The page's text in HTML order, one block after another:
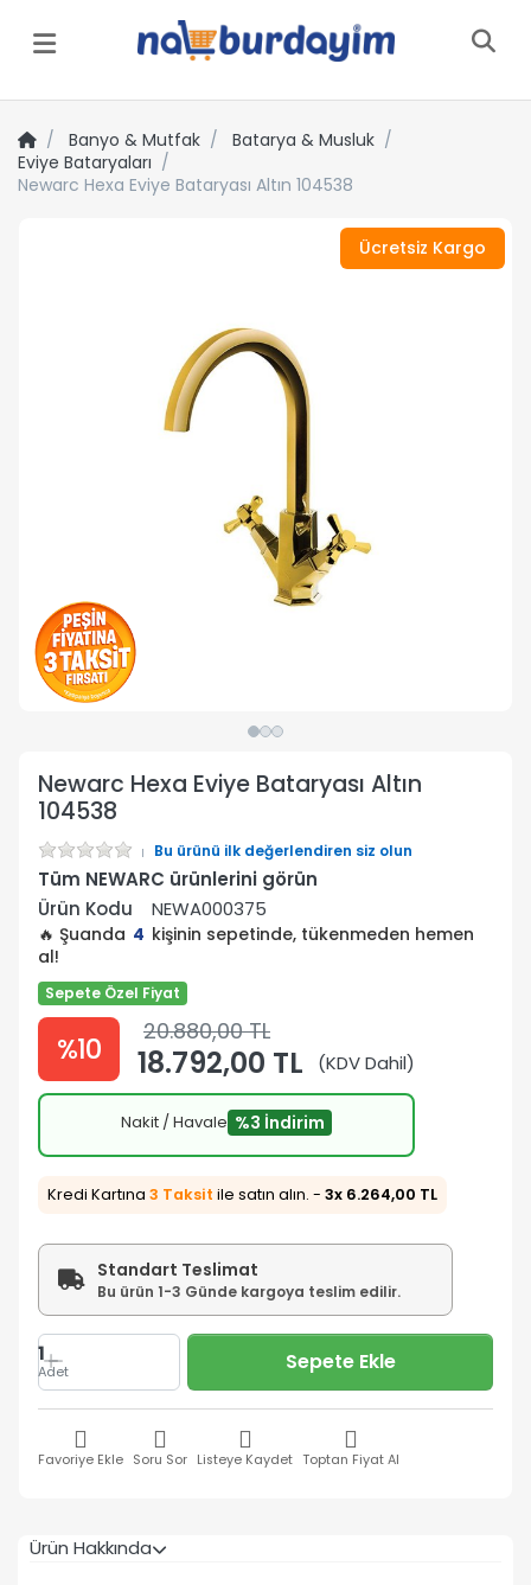
Menü
Banyo & Mutfak
Batarya & Musluk
Eviye Bataryaları
Newarc Hexa Eviye Bataryası Altın 104538
Ücretsiz Kargo
Newarc Hexa Eviye Bataryası Altın
104538
Bu ürünü ilk değerlendiren siz olun
Tüm NEWARC ürünlerini görün
Ürün Kodu
NEWA000375
🔥 Şuanda 4 kişinin sepetinde, tükenmeden hemen
al!
Sepete Özel Fiyat
%10 20.880,00 TL
18.792,00 TL (KDV Dahil)
Nakit / Havale %3 İndirim
Kredi Kartına 3 Taksit ile satın alın. - 3x 6.264,00 TL
Standart Teslimat
Bu ürün 1-3 Günde kargoya teslim edilir.
1
Adet Sepete Ekle
Favoriye Ekle Soru Sor Listeye Kaydet Toptan Fiyat Al
Ürün Hakkında